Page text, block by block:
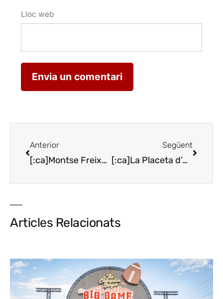
Lloc web
Anterior
[:ca]Montse Freixa, plats creatius i sabors tradicionals a La Floresta[:es]Montse Freixa, platos creativos y sabores tradicionales en La Floresta[:]
Següent
[:ca]La Placeta d’Arbeca, cuina amb sabor de Les Garrigues[:es]La Placeta d’Arbeca, cocina con sabor de Les Garrigues[:]
Articles Relacionats